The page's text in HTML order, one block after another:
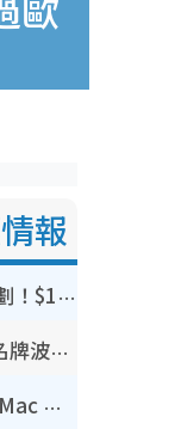
報
港大推賽馬會強化骨骼計劃！$100骨質密度X光檢查 完成免費運動訓練送超市禮券！附參加資格
開倉優惠 | 尖沙咀海港城名牌波鞋開倉低至1折！On鞋$899起／Joy&Peace鞋履$98起
豐澤優惠勁減低至44折！Mac mini/iPhone17Pro大減價！廚房家電$220起